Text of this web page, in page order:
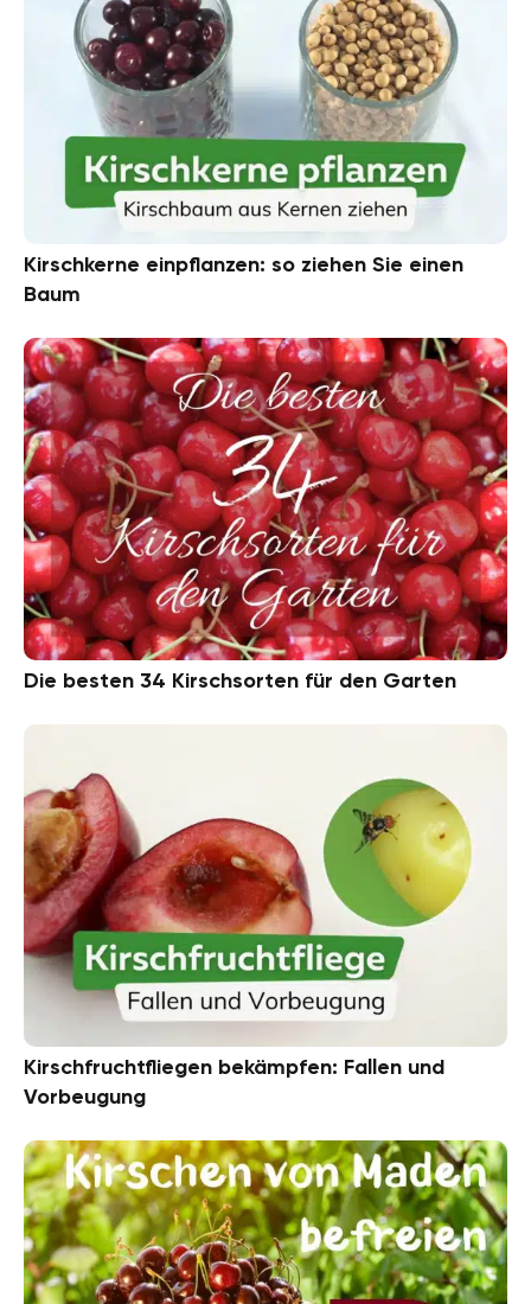
Kirschkerne einpflanzen: so ziehen Sie einen
Baum
Die besten 34 Kirschsorten für den Garten
Kirschfruchtfliegen bekämpfen: Fallen und
Vorbeugung